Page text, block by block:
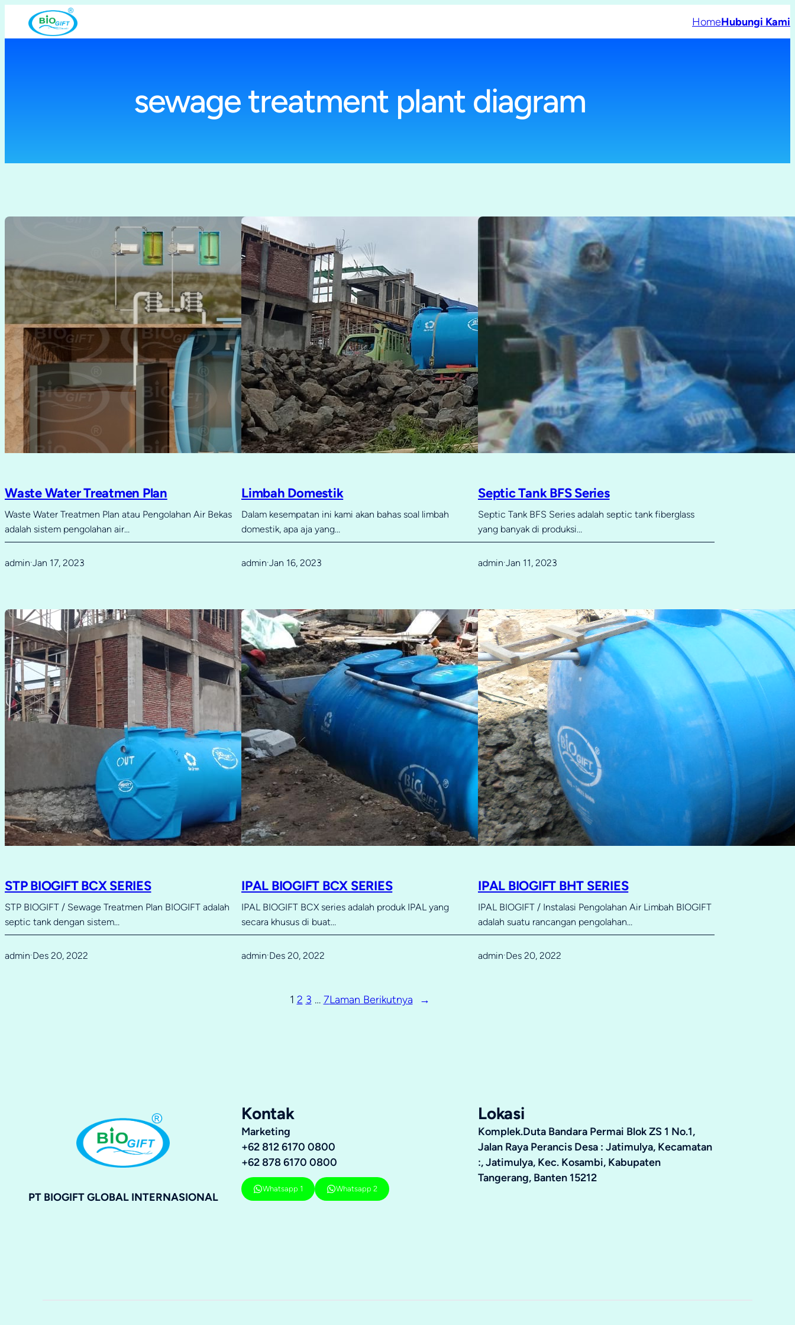
Lewati
HomeHubungi Kami
sewage treatment plant diagram
Waste Water Treatmen Plan
Waste Water Treatmen Plan atau Pengolahan Air Bekas
adalah sistem pengolahan air…
admin·Jan 17, 2023
Limbah Domestik
Dalam kesempatan ini kami akan bahas soal limbah
domestik, apa aja yang…
admin·Jan 16, 2023
Septic Tank BFS Series
Septic Tank BFS Series adalah septic tank fiberglass
yang banyak di produksi…
admin·Jan 11, 2023
STP BIOGIFT BCX SERIES
STP BIOGIFT / Sewage Treatmen Plan BIOGIFT adalah
septic tank dengan sistem…
admin·Des 20, 2022
IPAL BIOGIFT BCX SERIES
IPAL BIOGIFT BCX series adalah produk IPAL yang
secara khusus di buat…
admin·Des 20, 2022
IPAL BIOGIFT BHT SERIES
IPAL BIOGIFT / Instalasi Pengolahan Air Limbah BIOGIFT
adalah suatu rancangan pengolahan…
admin·Des 20, 2022
1 2 3 … 7Laman Berikutnya →
PT BIOGIFT GLOBAL INTERNASIONAL
Kontak
Marketing
+62 812 6170 0800
+62 878 6170 0800
Whatsapp 1 Whatsapp 2
Lokasi
Komplek.Duta Bandara Permai Blok ZS 1 No.1,
Jalan Raya Perancis Desa : Jatimulya, Kecamatan
:, Jatimulya, Kec. Kosambi, Kabupaten
Tangerang, Banten 15212